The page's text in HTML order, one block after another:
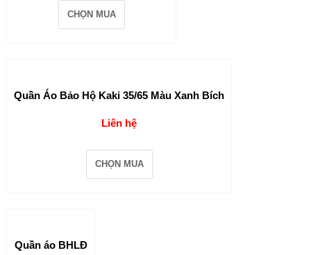
CHỌN MUA
Quần Áo Bảo Hộ Kaki 35/65 Màu Xanh Bích
Liên hệ
CHỌN MUA
Quần áo BHLĐ